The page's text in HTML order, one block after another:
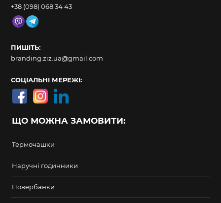
+38 (098) 068 34 43
ПИШІТЬ:
branding.ziz.ua@gmail.com
СОЦІАЛЬНІ МЕРЕЖІ:
ЩО МОЖНА ЗАМОВИТИ:
Термочашки
Наручні годинники
Повербанки